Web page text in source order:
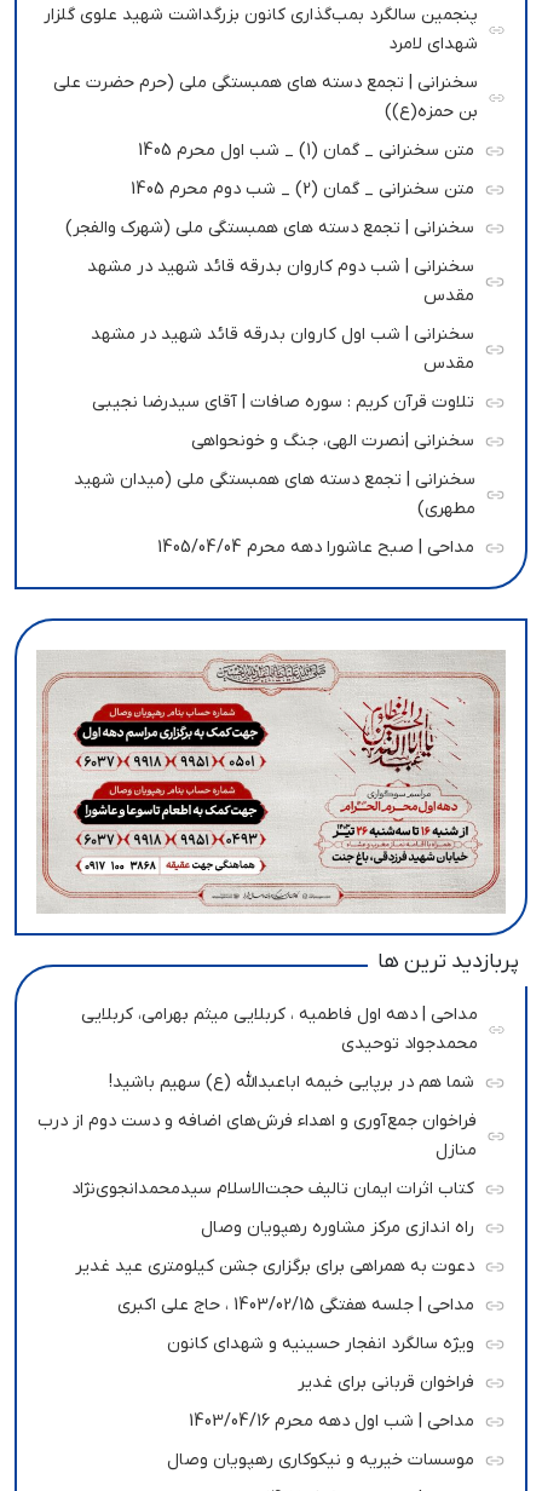
پنجمین سالگرد بمب‌گذاری کانون بزرگداشت شهید علوی گلزار
شهدای لامرد
سخنرانی | تجمع دسته های همبستگی ملی (حرم حضرت علی
بن حمزه(ع))
متن سخنرانی _ گمان (1) _ شب اول محرم 1405
متن سخنرانی _ گمان (2) _ شب دوم محرم 1405
سخنرانی | تجمع دسته های همبستگی ملی (شهرک والفجر)
سخنرانی | شب دوم کاروان بدرقه قائد شهید در مشهد
مقدس
سخنرانی | شب اول کاروان بدرقه قائد شهید در مشهد
مقدس
تلاوت قرآن کریم : سوره صافات | آقای سیدرضا نجیبی
سخنرانی |نصرت الهی، جنگ و خونحواهی
سخنرانی | تجمع دسته های همبستگی ملی (میدان شهید
مطهری)
مداحی | صبح عاشورا دهه محرم 1405/04/04
پربازدید ترین ها
مداحی | دهه اول فاطمیه ، کربلایی میثم بهرامی، کربلایی
محمدجواد توحیدی
شما هم در برپایی خیمه اباعبدالله (ع) سهیم باشید!
فراخوان جمع‌آوری و اهداء فرش‌های اضافه و دست دوم از درب
منازل
کتاب اثرات ایمان تالیف حجت‌الاسلام سیدمحمدانجوی‌نژاد
راه اندازی مرکز مشاوره رهپویان وصال
دعوت به همراهی برای برگزاری جشن کیلومتری عید غدیر
مداحی | جلسه هفتگی 1403/02/15 ، حاج علی اکبری
ویژه سالگرد انفجار حسینیه و شهدای کانون
فراخوان قربانی برای غدیر
مداحی | شب اول دهه محرم 1403/04/16
موسسات خیریه و نیکوکاری رهپویان وصال